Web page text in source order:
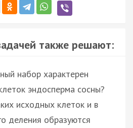
также решают:
набор характерен
эндосперма сосны?
исходных клеток и в
деления образуются